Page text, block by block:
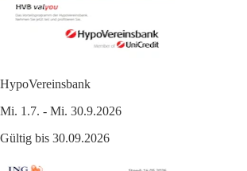
HypoVereinsbank
Mi. 1.7. - Mi. 30.9.2026
Gültig bis 30.09.2026